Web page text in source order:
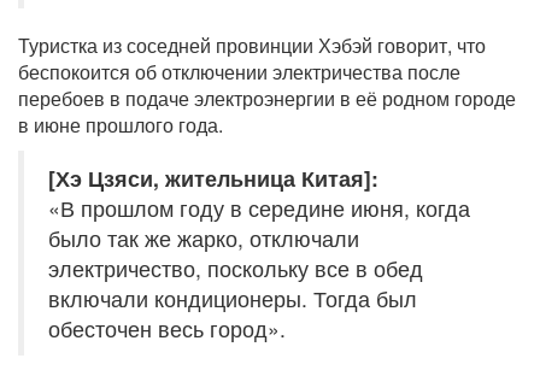
Туристка из соседней провинции Хэбэй говорит, что
беспокоится об отключении электричества после
перебоев в подаче электроэнергии в её родном городе
в июне прошлого года.
[Хэ Цзяси, жительница Китая]:
«В прошлом году в середине июня, когда
было так же жарко, отключали
электричество, поскольку все в обед
включали кондиционеры. Тогда был
обесточен весь город».